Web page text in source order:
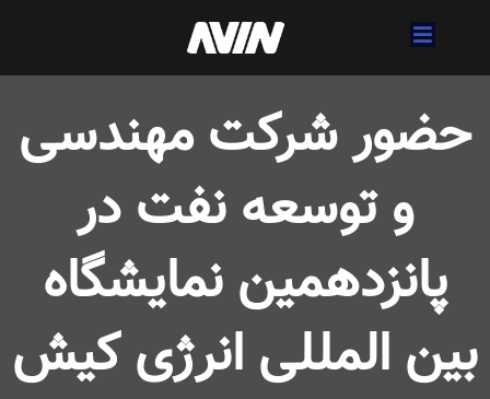
حضور شرکت مهندسی
و توسعه نفت در
پانزدهمین نمایشگاه
بین المللی انرژی کیش